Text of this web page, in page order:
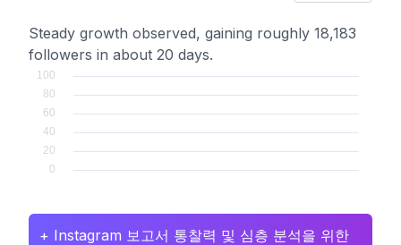
Steady growth observed, gaining roughly 18,183
followers in about 20 days.
+ Instagram 보고서 통찰력 및 심층 분석을 위한